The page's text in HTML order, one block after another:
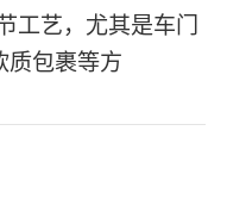
工艺，尤其是车门
质包裹等方